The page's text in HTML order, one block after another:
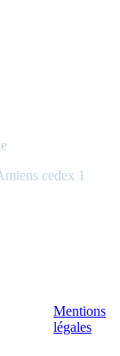
cedex 1
Mentions
légales